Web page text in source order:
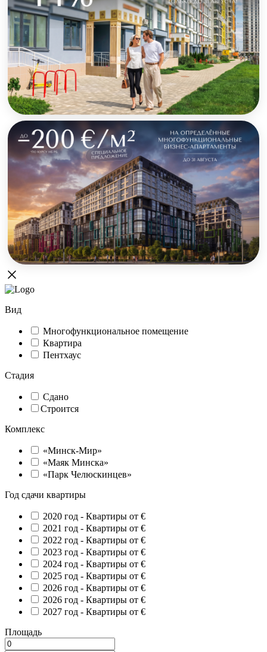
Вид
Многофункциональное помещение
Квартира
Пентхаус
Стадия
Сдано
Строится
Комплекс
«Минск-Мир»
«Маяк Минска»
«Парк Челюскинцев»
Год сдачи квартиры
2020 год - Квартиры от €
2021 год - Квартиры от €
2022 год - Квартиры от €
2023 год - Квартиры от €
2024 год - Квартиры от €
2025 год - Квартиры от €
2026 год - Квартиры от €
2026 год - Квартиры от €
2027 год - Квартиры от €
Площадь